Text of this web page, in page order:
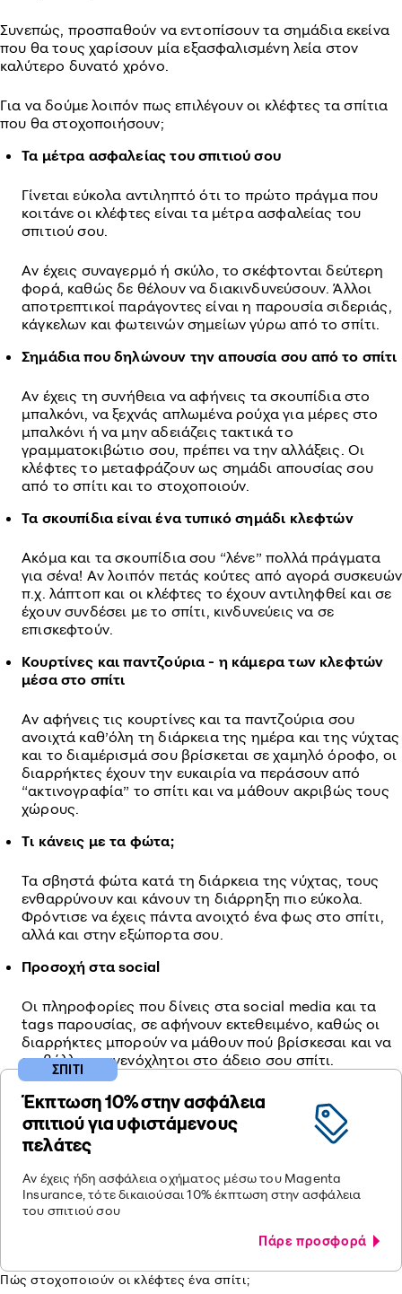
Συνεπώς, προσπαθούν να εντοπίσουν τα σημάδια εκείνα
που θα τους χαρίσουν μία εξασφαλισμένη λεία στον
καλύτερο δυνατό χρόνο.
Για να δούμε λοιπόν πως επιλέγουν οι κλέφτες τα σπίτια
που θα στοχοποιήσουν;
Τα μέτρα ασφαλείας του σπιτιού σου
Γίνεται εύκολα αντιληπτό ότι το πρώτο πράγμα που
κοιτάνε οι κλέφτες είναι τα μέτρα ασφαλείας του
σπιτιού σου.
Αν έχεις συναγερμό ή σκύλο, το σκέφτονται δεύτερη
φορά, καθώς δε θέλουν να διακινδυνεύσουν. Άλλοι
αποτρεπτικοί παράγοντες είναι η παρουσία σιδεριάς,
κάγκελων και φωτεινών σημείων γύρω από το σπίτι.
Σημάδια που δηλώνουν την απουσία σου από το σπίτι
Αν έχεις τη συνήθεια να αφήνεις τα σκουπίδια στο
μπαλκόνι, να ξεχνάς απλωμένα ρούχα για μέρες στο
μπαλκόνι ή να μην αδειάζεις τακτικά το
γραμματοκιβώτιο σου, πρέπει να την αλλάξεις. Οι
κλέφτες το μεταφράζουν ως σημάδι απουσίας σου
από το σπίτι και το στοχοποιούν.
Τα σκουπίδια είναι ένα τυπικό σημάδι κλεφτών
Ακόμα και τα σκουπίδια σου “λένε” πολλά πράγματα
για σένα! Αν λοιπόν πετάς κούτες από αγορά συσκευών
π.χ. λάπτοπ και οι κλέφτες το έχουν αντιληφθεί και σε
έχουν συνδέσει με το σπίτι, κινδυνεύεις να σε
επισκεφτούν.
Κουρτίνες και παντζούρια - η κάμερα των κλεφτών
μέσα στο σπίτι
Αν αφήνεις τις κουρτίνες και τα παντζούρια σου
ανοιχτά καθ’όλη τη διάρκεια της ημέρα και της νύχτας
και το διαμέρισμά σου βρίσκεται σε χαμηλό όροφο, οι
διαρρήκτες έχουν την ευκαιρία να περάσουν από
“ακτινογραφία” το σπίτι και να μάθουν ακριβώς τους
χώρους.
Τι κάνεις με τα φώτα;
Τα σβηστά φώτα κατά τη διάρκεια της νύχτας, τους
ενθαρρύνουν και κάνουν τη διάρρηξη πιο εύκολα.
Φρόντισε να έχεις πάντα ανοιχτό ένα φως στο σπίτι,
αλλά και στην εξώπορτα σου.
Προσοχή στα social
Οι πληροφορίες που δίνεις στα social media και τα
tags παρουσίας, σε αφήνουν εκτεθειμένο, καθώς οι
διαρρήκτες μπορούν να μάθουν πού βρίσκεσαι και να
εισβάλλουν ανενόχλητοι στο άδειο σου σπίτι.
Έκπτωση 10% στην ασφάλεια
σπιτιού για υφιστάμενους
πελάτες
Αν έχεις ήδη ασφάλεια οχήματος μέσω του Magenta
Insurance, τότε δικαιούσαι 10% έκπτωση στην ασφάλεια
του σπιτιού σου
Πάρε προσφορά
ΣΠΙΤΙ
Πώς στοχοποιούν οι κλέφτες ένα σπίτι;